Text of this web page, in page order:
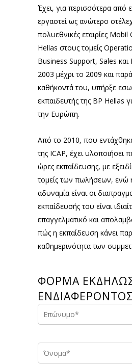
Έχει, για περισσότερα από
εργαστεί ως ανώτερο
πολυεθνικές εταιρίες Mobil
Hellas στους τομείς
Business Support, Sales
2003 μέχρι το 2009 και
καθήκοντά του, υπήρξε
εκπαιδευτής της BP Hellas
την Ευρώπη.
Από το 2010, που
της ICAP, έχει υλοποιήσει
ώρες εκπαίδευσης, με
τομείς των πωλήσεων, ενώ
αδυναμία είναι οι
εκπαίδευσής του είναι
επαγγελματικό και
πώς η εκπαίδευση κάνει
καθημερινότητα των
ΦΟΡΜΑ
ΕΝΔΙΑΦΕΡΟΝΤΟΣ